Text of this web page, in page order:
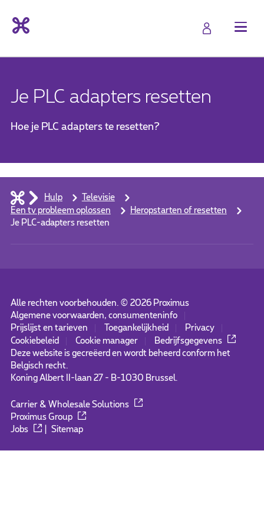
Je PLC adapters resetten
Hoe je PLC adapters te resetten?
Hulp
Televisie
Een tv probleem oplossen
Heropstarten of resetten
Je PLC-adapters resetten
Alle rechten voorbehouden. © 2026Proximus
Algemene voorwaarden, consumenteninfo
Prijslijst en tarieven
Toegankelijkheid
Privacy
Cookiebeleid
Cookie manager
Bedrijfsgegevens
Deze website is gecreëerd en wordt beheerd conform het
Belgisch recht.
Koning Albert II-laan 27 - B-1030 Brussel.
Carrier & Wholesale Solutions
Proximus Group
Jobs
|Sitemap